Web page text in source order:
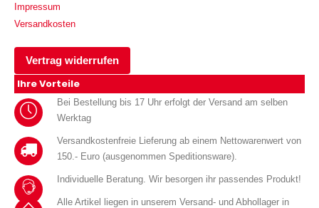
Impressum
Versandkosten
Vertrag widerrufen
Ihre Vorteile
Bei Bestellung bis 17 Uhr erfolgt der Versand am selben
Werktag
Versandkostenfreie Lieferung ab einem Nettowarenwert von
150.- Euro (ausgenommen Speditionsware).
Individuelle Beratung. Wir besorgen ihr passendes Produkt!
Alle Artikel liegen in unserem Versand- und Abhollager in